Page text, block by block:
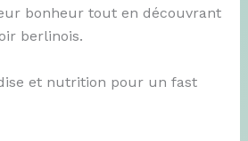
bonheur tout en découvrant
berlinois.
et nutrition pour un fast